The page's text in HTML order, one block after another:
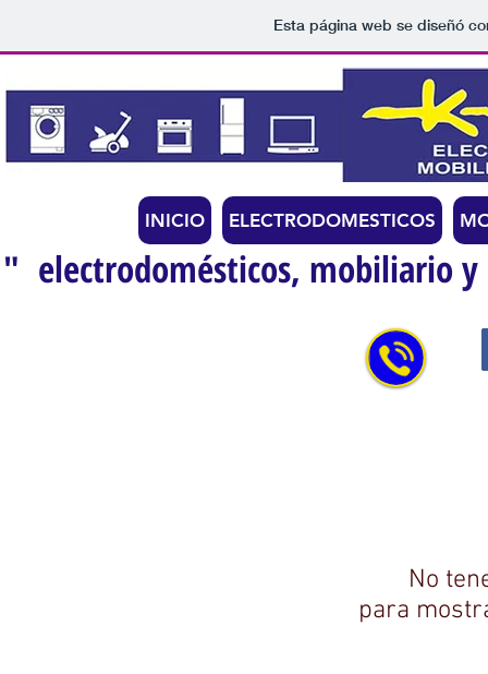
Esta página web se diseñó
INICIO ELECTRODOMESTICOS
No
para
" electrodomésticos, mobiliario y